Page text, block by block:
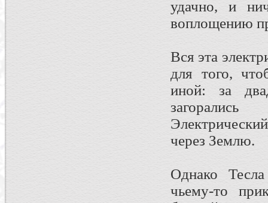
удачно, и
воплощению
Вся эта
для того,
иной: за
через Землю.
Однако
чьему-то